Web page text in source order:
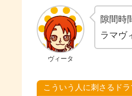
ヴィータ
隙間時
ラマヴ
こういう人に刺さるド